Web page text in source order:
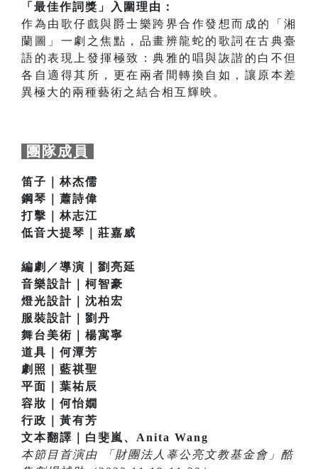
「最佳作詞獎」入圍理由：
作為由歌仔戲與爵士樂跨界合作發想而成的「湘
蘭圖」一劇之焦點，品畫辨龍蛇的歌詞在古典臺
語的表現上發揮極致：典雅的唱與詼諧的白不但
各自適得其所，更在兩者間轉換自如，讓原本差
異極大的兩種藝術之結合相互輝映。
團隊成員
笛子｜林杰儒
鋼琴｜蕭詩偉
打擊｜林志江
低音大提琴｜莊嘉威
編劇／導演｜劉亮延
音樂設計｜柯智豪
燈光設計｜沈柏宏
服裝設計｜劉丹
舞台美術｜楊寓寧
道具｜何潭芳
劇照｜藍祺聖
平面｜葉祐辰
容妝｜何怡嫺
行政｜黃有芳
文本翻譯｜白斐嵐、Anita Wang
本節目首演由 「財團法人辜公亮文教基金會」酷